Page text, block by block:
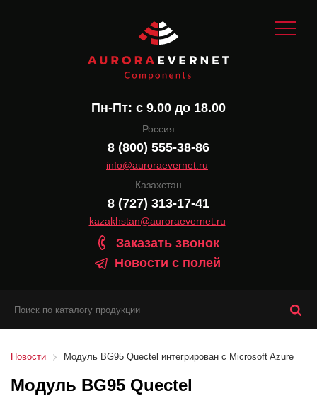
Пн-Пт: с 9.00 до 18.00
Россия
8 (800) 555-38-86
info@auroraevernet.ru
Казахстан
8 (727) 313-17-41
kazakhstan@auroraevernet.ru
Заказать звонок
Новости с полей
Новости Модуль BG95 Quectel интегрирован с Microsoft Azure
Модуль BG95 Quectel